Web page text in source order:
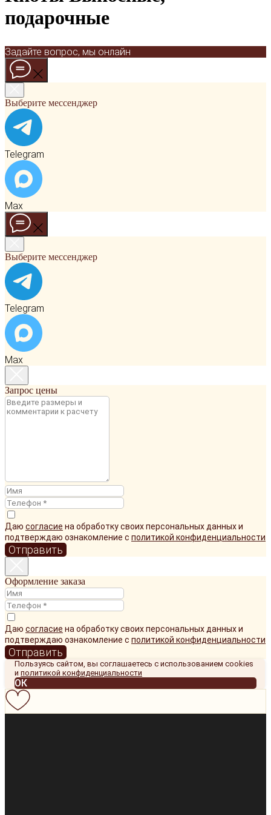
подарочные
Задайте вопрос, мы онлайн
Выберите мессенджер
Telegram
Max
Выберите мессенджер
Telegram
Max
Запрос цены
Даю согласие на обработку своих персональных данных и
подтверждаю ознакомление с политикой конфиденциальности
Отправить
Оформление заказа
Даю согласие на обработку своих персональных данных и
подтверждаю ознакомление с политикой конфиденциальности
Отправить
Пользуясь сайтом, вы соглашаетесь с использованием cookies
и политикой конфиденциальности
ОК